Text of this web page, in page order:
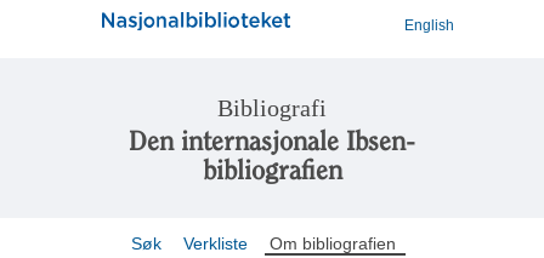
English
Bibliografi
Den internasjonale Ibsen-
bibliografien
Søk Verkliste Om bibliografien